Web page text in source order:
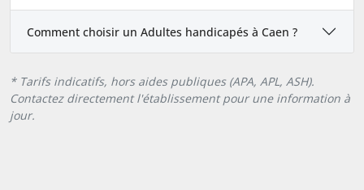
Comment choisir un Adultes handicapés à Caen ?
* Tarifs indicatifs, hors aides publiques (APA, APL, ASH).
Contactez directement l'établissement pour une information à
jour.